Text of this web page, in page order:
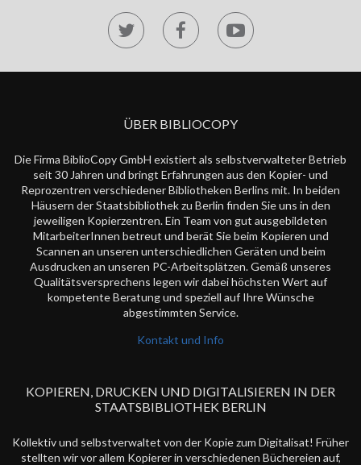
ÜBER BIBLIOCOPY
Die Firma BiblioCopy GmbH existiert als selbstverwalteter Betrieb
seit 30 Jahren und bringt Erfahrungen aus den Kopier- und
Reprozentren verschiedener Bibliotheken Berlins mit. In beiden
Häusern der Staatsbibliothek zu Berlin finden Sie uns in den
jeweiligen Kopierzentren. Ein Team von gut ausgebildeten
MitarbeiterInnen betreut und berät Sie beim Kopieren und
Scannen an unseren unterschiedlichen Geräten und beim
Ausdrucken an unseren PC-Arbeitsplätzen. Gemäß unseres
Qualitätsversprechens legen wir dabei höchsten Wert auf
kompetente Beratung und speziell auf Ihre Wünsche
abgestimmten Service.
Kontakt und Info
KOPIEREN, DRUCKEN UND DIGITALISIEREN IN DER
STAATSBIBLIOTHEK BERLIN
Kollektiv und selbstverwaltet von der Kopie zum Digitalisat! Früher
stellten wir vor allem Kopierer in verschiedenen Büchereien auf,